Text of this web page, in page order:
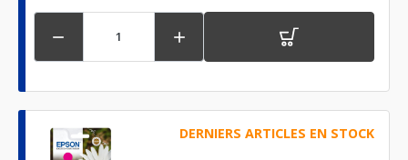
 
DERNIERS ARTICLES EN STOCK